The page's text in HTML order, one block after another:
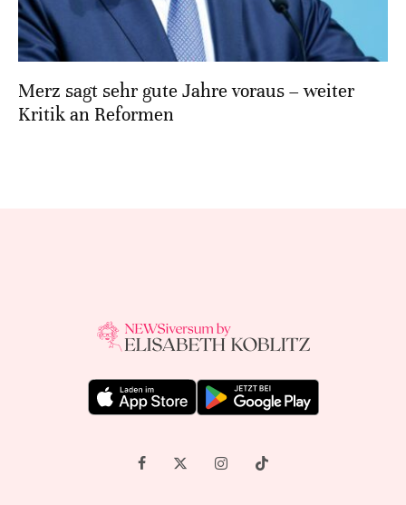
Merz sagt sehr gute Jahre voraus – weiter
Kritik an Reformen